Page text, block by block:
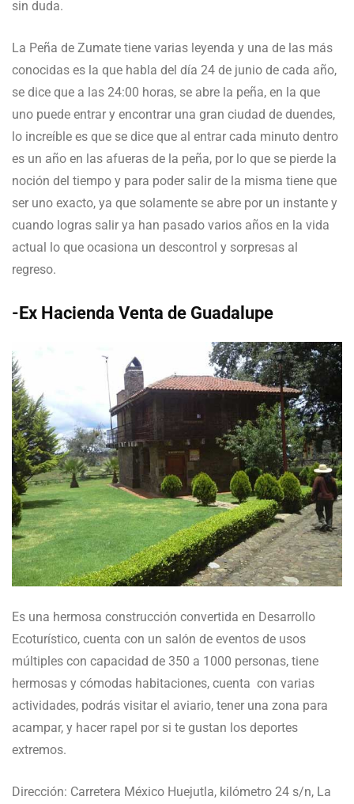
sin duda.
La Peña de Zumate tiene varias leyenda y una de las más
conocidas es la que habla del día 24 de junio de cada año,
se dice que a las 24:00 horas, se abre la peña, en la que
uno puede entrar y encontrar una gran ciudad de duendes,
lo increíble es que se dice que al entrar cada minuto dentro
es un año en las afueras de la peña, por lo que se pierde la
noción del tiempo y para poder salir de la misma tiene que
ser uno exacto, ya que solamente se abre por un instante y
cuando logras salir ya han pasado varios años en la vida
actual lo que ocasiona un descontrol y sorpresas al
regreso.
-Ex Hacienda Venta de Guadalupe
Es una hermosa construcción convertida en Desarrollo
Ecoturístico, cuenta con un salón de eventos de usos
múltiples con capacidad de 350 a 1000 personas, tiene
hermosas y cómodas habitaciones, cuenta con varias
actividades, podrás visitar el aviario, tener una zona para
acampar, y hacer rapel por si te gustan los deportes
extremos.
Dirección: Carretera México Huejutla, kilómetro 24 s/n, La